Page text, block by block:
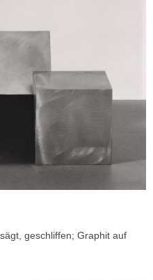
geschliffen; Graphit auf